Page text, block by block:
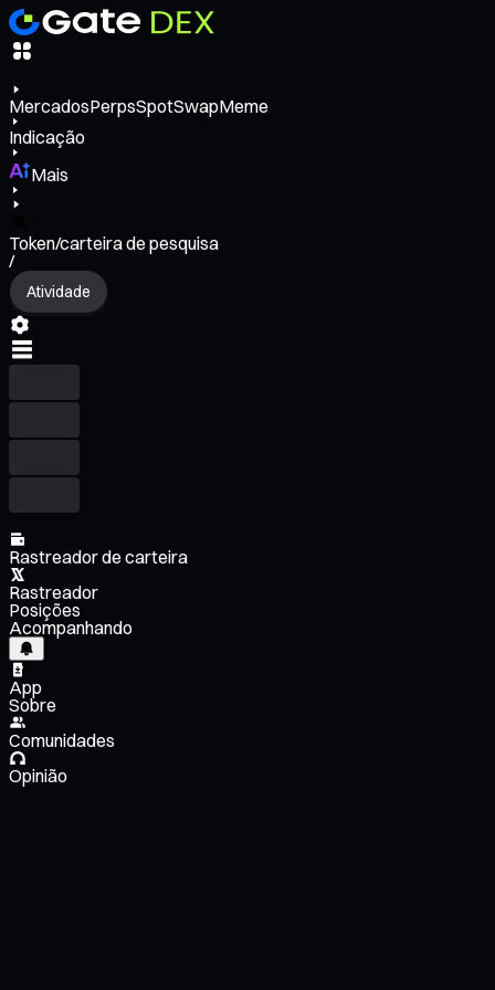
MercadosPerpsSpotSwapMeme
Indicação
Mais
Token/carteira de pesquisa
/
Atividade
Rastreador de carteira
Rastreador
Posições
Acompanhando
App
Sobre
Comunidades
Opinião